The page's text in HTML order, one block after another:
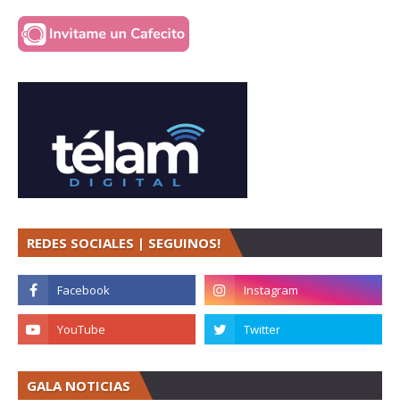
REDES SOCIALES | SEGUINOS!
GALA NOTICIAS